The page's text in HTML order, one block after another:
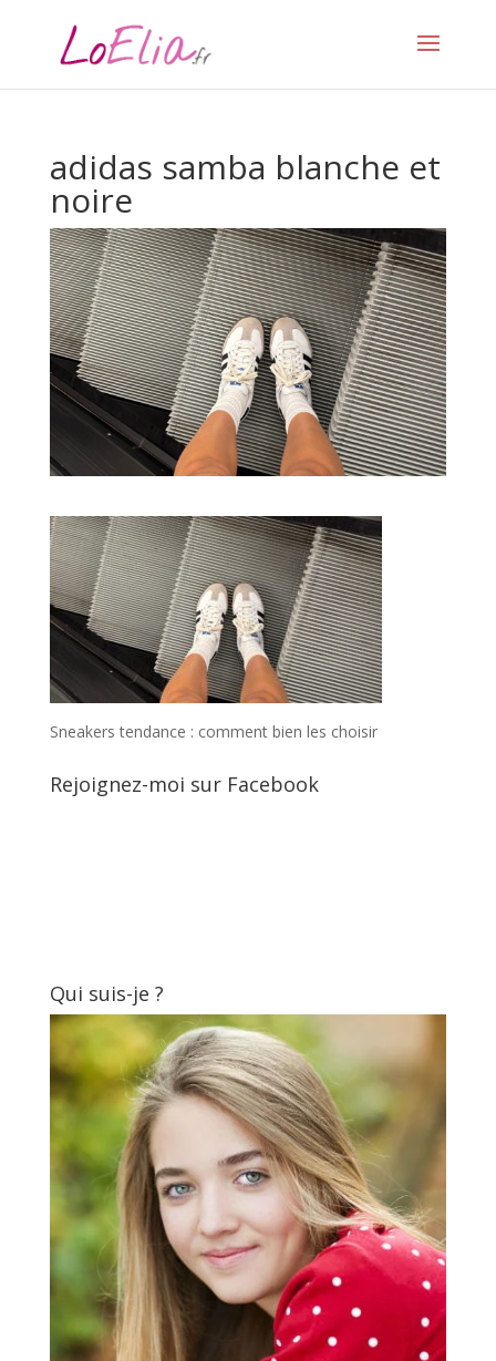
adidas samba blanche et
noire
Sneakers tendance : comment bien les choisir
Rejoignez-moi sur Facebook
Qui suis-je ?